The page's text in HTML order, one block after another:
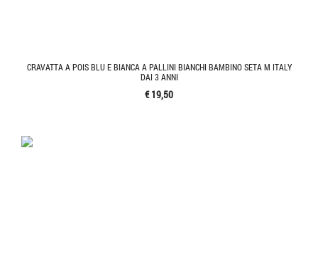
CRAVATTA A POIS BLU E BIANCA A PALLINI BIANCHI BAMBINO SETA M ITALY
DAI 3 ANNI
€ 19,50